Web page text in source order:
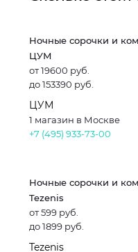
Ночные сорочки и
ЦУМ
от 19600 руб.
до 153390 руб.
ЦУМ
1 магазин в Москве
+7 (495) 933-73-00
Ночные сорочки и
Tezenis
от 599 руб.
до 1899 руб.
Tezenis